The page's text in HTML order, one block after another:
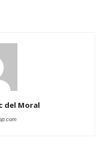
del Moral